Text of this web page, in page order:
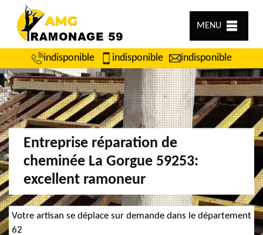
MENU
indisponible indisponible indisponible
Entreprise réparation de
cheminée La Gorgue 59253:
excellent ramoneur
Votre artisan se déplace sur demande dans le département
62